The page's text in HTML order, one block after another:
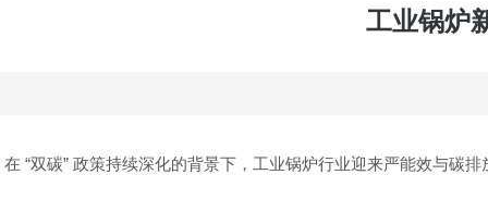
工业锅炉
在 “双碳” 政策持续深化的背景下，工业锅炉行业迎来严能效与碳排